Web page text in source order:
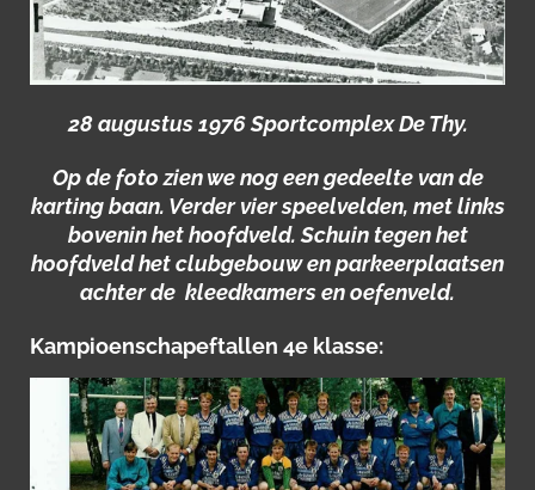
28 augustus 1976 Sportcomplex De Thy.
Op de foto zien we nog een gedeelte van de
karting baan. Verder vier speelvelden, met links
bovenin het hoofdveld. Schuin tegen het
hoofdveld het clubgebouw en parkeerplaatsen
achter de kleedkamers en oefenveld.
Kampioenschapeftallen 4e klasse: